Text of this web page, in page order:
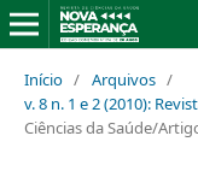
Início / Arquivos /
v. 8 n. 1 e 2 (2010):
Ciências da Saúde/